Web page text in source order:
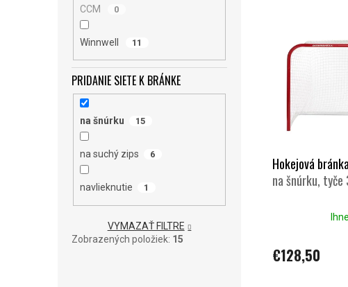
CCM 0
Winnwell 11
PRIDANIE SIETE K BRÁNKE
na šnúrku 15
na suchý zips 6
navlieknutie 1
VYMAZAŤ FILTRE
Zobrazených položiek: 15
Hokejová
na šnúrku, tyče
€128,50